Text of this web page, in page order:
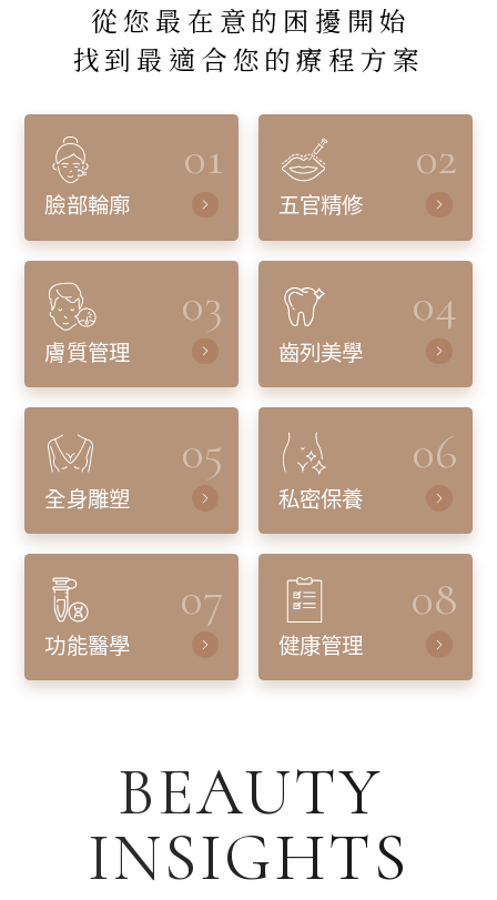
從您最在意的困擾開始
找到最適合您的療程方案
01
臉部輪廓
02
五官精修
03
膚質管理
04
齒列美學
05
全身雕塑
06
私密保養
07
功能醫學
08
健康管理
BEAUTY
INSIGHTS